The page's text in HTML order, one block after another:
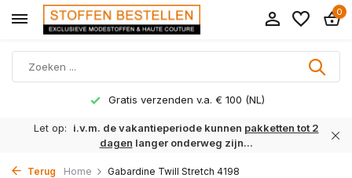
0
Gratis verzenden v.a. € 100 (NL)
Let op: i.v.m. de vakantieperiode kunnen pakketten tot 2
dagen langer onderweg zijn...
Terug Home Gabardine Twill Stretch 4198